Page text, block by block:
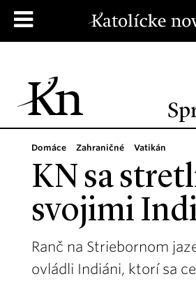
Domáce Zahraničné Vatikán
KN sa
svojimi
Ranč na Striebornom
ovládli Indiáni, ktorí sa